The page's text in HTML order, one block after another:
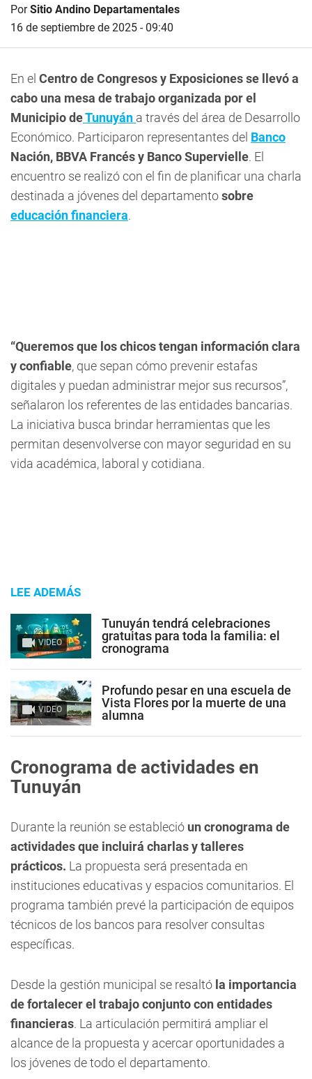
PorSitio Andino Departamentales
16 de septiembre de 2025 - 09:40
En el Centro de Congresos y Exposiciones se llevó a
cabo una mesa de trabajo organizada por el
Municipio deTunuyán a través del área de Desarrollo
Económico. Participaron representantes del Banco
Nación, BBVA Francés y Banco Supervielle. El
encuentro se realizó con el fin de planificar una charla
destinada a jóvenes del departamentosobre
educación financiera.
“Queremos que los chicos tengan información clara
y confiable, que sepan cómo prevenir estafas
digitales y puedan administrar mejor sus recursos”,
señalaron los referentes de las entidades bancarias.
La iniciativa busca brindar herramientas que les
permitan desenvolverse con mayor seguridad en su
vida académica, laboral y cotidiana.
LEE ADEMÁS
VIDEO
Tunuyán tendrá celebraciones
gratuitas para toda la familia: el
cronograma
VIDEO
Profundo pesar en una escuela de
Vista Flores por la muerte de una
alumna
Cronograma de actividades en
Tunuyán
Durante la reunión se estableció un cronograma de
actividades que incluirá charlas y talleres
prácticos. La propuesta será presentada en
instituciones educativas y espacios comunitarios. El
programa también prevé la participación de equipos
técnicos de los bancos para resolver consultas
específicas.
Desde la gestión municipal se resaltó la importancia
de fortalecer el trabajo conjunto con entidades
financieras. La articulación permitirá ampliar el
alcance de la propuesta y acercar oportunidades a
los jóvenes de todo el departamento.